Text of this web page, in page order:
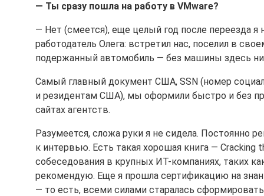
— Ты сразу пошла на работу в VMware?
— Нет (смеется), еще целый год после переезда я
работодатель Олега: встретил нас, поселил в
подержанный автомобиль — без машины здесь
Самый главный документ США, SSN (номер
и резидентам США), мы оформили быстро и без
сайтах агентств.
Разумеется, сложа руки я не сидела. Постоянно
к интервью. Есть такая хорошая книга — Cracking
собеседования в крупных ИТ-компаниях, таких
рекомендую. Еще я прошла сертификацию на
— то есть, всеми силами старалась